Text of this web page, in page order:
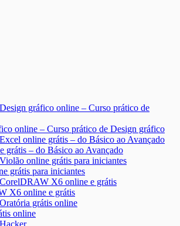
online – Curso prático de Design gráfico
grátis – do Básico ao Avançado
grátis para iniciantes
X6 online e grátis
online